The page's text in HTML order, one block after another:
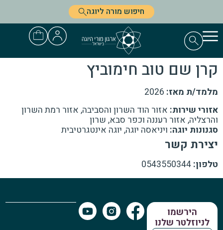
חיפוש מורה ליוגה
קרן שם טוב חימוביץ
מלמד/ת מאז:
אזורי שירות: אזור הוד השרון והסביבה, אזור רמת השרון
והרצליה, אזור רעננה וכפר סבא, שרון
סגנונות יוגה: ויניאסה יוגה, יוגה אינטגרטיבית
יצירת קשר
טלפון: 0543550344
הירשמו
לניוזלטר שלנו